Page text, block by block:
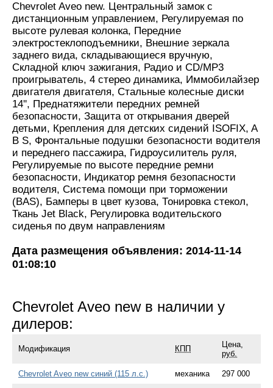
Chevrolet Aveo new. Центральный замок с
дистанционным управлением, Регулируемая по
высоте рулевая колонка, Передние
электростеклоподъемники, Внешние зеркала
заднего вида, складывающиеся вручную,
Складной ключ зажигания, Радио и CD/MP3
проигрыватель, 4 стерео динамика, Иммобилайзер
двигателя двигателя, Стальные колесные диски
14'', Преднатяжители передних ремней
безопасности, Защита от открывания дверей
детьми, Крепления для детских сидений ISOFIX, A
B S, Фронтальные подушки безопасности водителя
и переднего пассажира, Гидроусилитель руля,
Регулируемые по высоте передние ремни
безопасности, Индикатор ремня безопасности
водителя, Система помощи при торможении
(BAS), Бамперы в цвет кузова, Тонировка стекол,
Ткань Jet Black, Регулировка водительского
сиденья по двум направлениям
Дата размещения объявления: 2014-11-14
01:08:10
Chevrolet Aveo new в наличии у
дилеров:
Модификация КПП
Цена,
руб.
Chevrolet Aveo new синий (115 л.с.) механика 297 000